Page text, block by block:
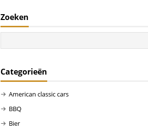
Zoeken
Categorieën
American classic cars
BBQ
Bier